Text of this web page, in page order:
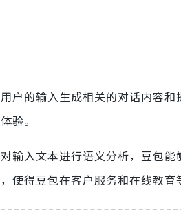
户的输入生成相关的对话内容
验。
输入文本进行语义分析，豆包
得豆包在客户服务和在线教育